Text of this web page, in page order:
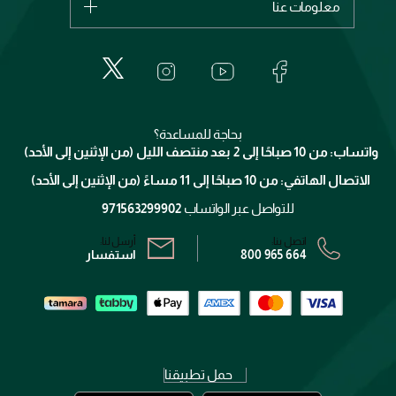
بربري
إيف سان لوران
الإرجاع
معلومات عنا
خدمات المعارض
برنامج الولاء ميوز
الشروط و الأحكام
سياسة الخصوصية
بحاجة للمساعدة؟
واتساب: من 10 صباحًا إلى 2 بعد منتصف الليل (من الإثنين إلى الأحد)
الاتصال الهاتفي: من 10 صباحًا إلى 11 مساءً (من الإثنين إلى الأحد)
للتواصل عبر الواتساب 971563299902
اتصل بنا:
800 965 664
أرسل لنا:
استفسار
حمل تطبيقنا